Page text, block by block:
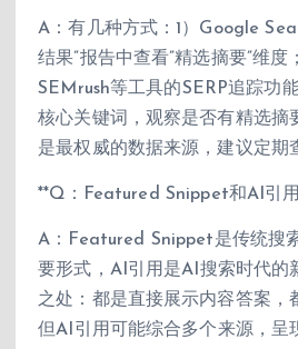
A：有几种方式：1）Google
结果”报告中查看”精选摘要”维度
SEMrush等工具的SERP追踪功
核心关键词，观察是否有精选摘
是最权威的数据来源，建议定期
**Q：Featured Snippet和AI引
A：Featured Snippet是传统搜
要形式，AI引用是AI搜索时代的
之处：都是直接展示内容答案，
但AI引用可能综合多个来源，呈